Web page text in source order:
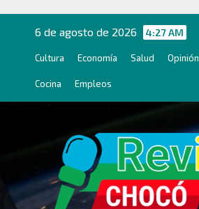
contenido
6 de agosto de 2026 4:27 AM
Cultura Economía Salud Opinión
Cocina Empleos